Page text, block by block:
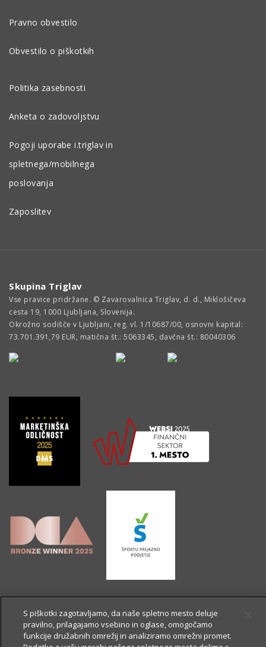
Pravno obvestilo
Obvestilo o piškotkih
Politika zasebnosti
Anketa o zadovoljstvu
Pogoji uporabe i.triglav in
spletnega/mobilnega
poslovanja
Zaposlitev
Skupina Triglav
Vse pravice pridržane. © Zavarovalnica Triglav, d. d., Miklošičeva
cesta 19, 1000 Ljubljana, Slovenija.
Okrožno sodišče v Ljubljani, reg. vl. 1/10687/00, osnovni kapital:
73.701.391,79 EUR, matična št.: 5063345, davčna št.: 80040306
S piškotki zagotavljamo, da naše spletno mesto deluje
pravilno, prilagajamo vsebino in oglase, omogočamo
funkcije družabnih omrežij in analiziramo omrežni promet.